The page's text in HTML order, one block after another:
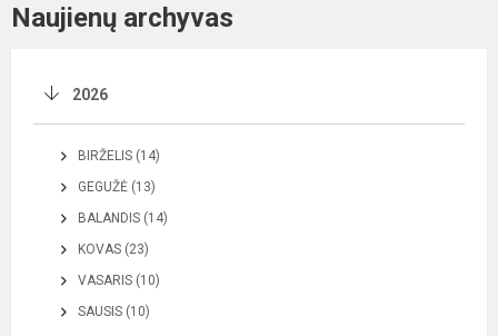
Naujienų archyvas
2026
BIRŽELIS (14)
GEGUŽĖ (13)
BALANDIS (14)
KOVAS (23)
VASARIS (10)
SAUSIS (10)